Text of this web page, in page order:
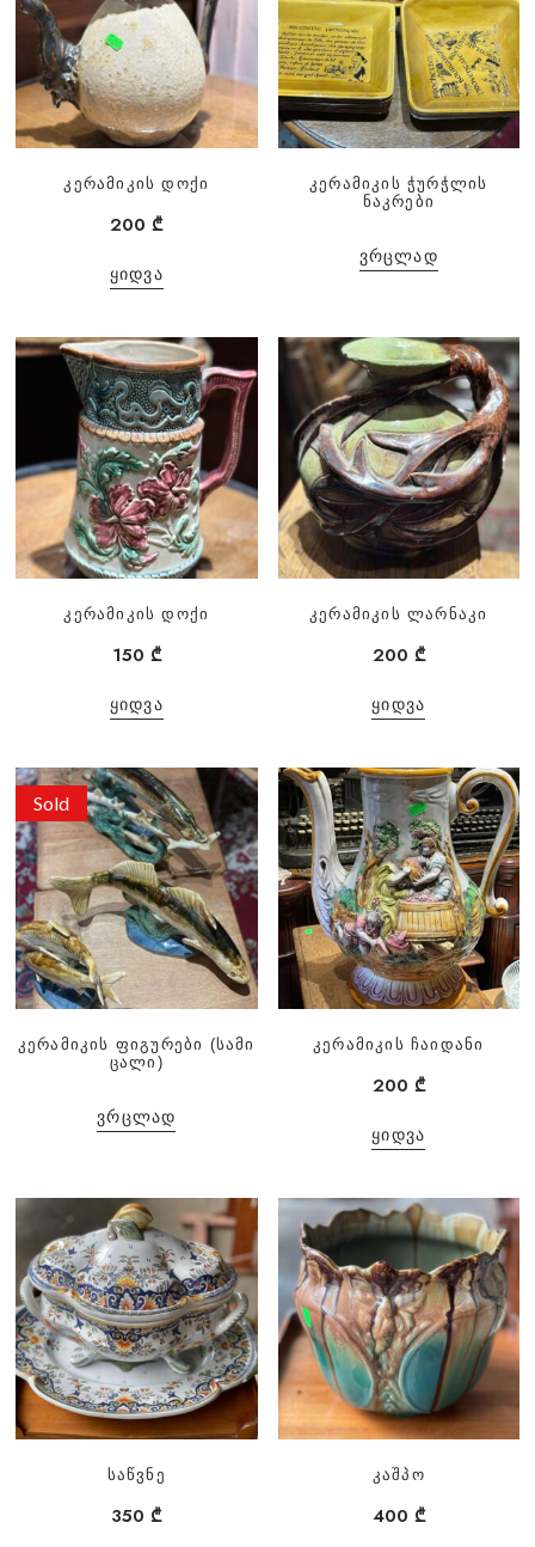
კერამიკის დოქი
200₾
ᲧᲘᲓᲕᲐ
კერამიკის ჭურჭლის
ნაკრები
ᲕᲠᲪᲚᲐᲓ
კერამიკის დოქი
150 ₾
ᲧᲘᲓᲕᲐ
კერამიკის ლარნაკი
200 ₾
ᲧᲘᲓᲕᲐ
Sold
კერამიკის ფიგურები (სამი
ცალი)
ᲕᲠᲪᲚᲐᲓ
კერამიკის ჩაიდანი
200 ₾
ᲧᲘᲓᲕᲐ
საწვნე
350₾
კაშპო
400 ₾